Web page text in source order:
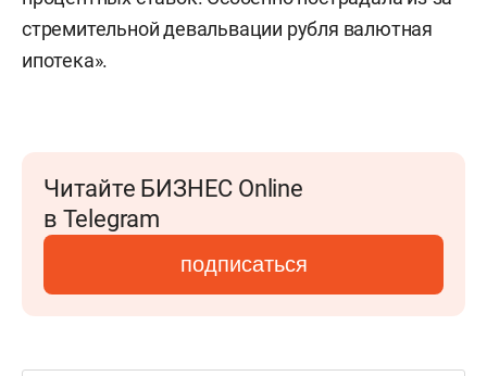
стремительной девальвации рубля валютная
ипотека».
Читайте БИЗНЕС Online
в Telegram
подписаться